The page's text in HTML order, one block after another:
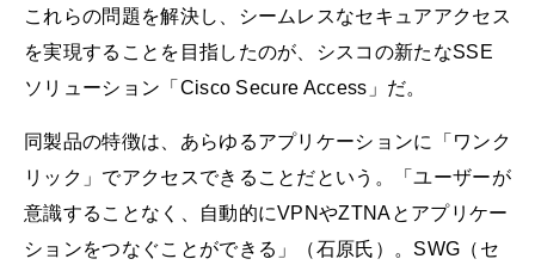
これらの問題を解決し、シームレスなセキュアアクセス
を実現することを目指したのが、シスコの新たなSSE
ソリューション「Cisco Secure Access」だ。
同製品の特徴は、あらゆるアプリケーションに「ワンク
リック」でアクセスできることだという。「ユーザーが
意識することなく、自動的にVPNやZTNAとアプリケー
ションをつなぐことができる」（石原氏）。SWG（セ